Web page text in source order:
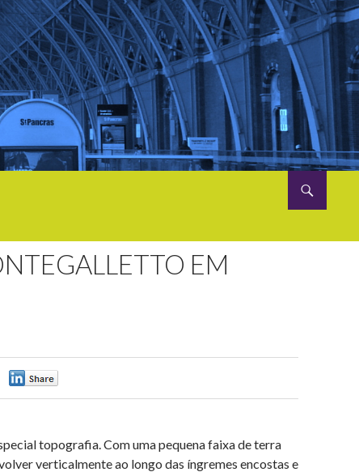
EM
topografia. Com uma pequena faixa de terra
verticalmente ao longo das íngremes encostas e